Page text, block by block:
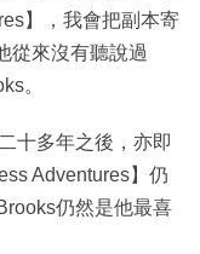
】，我會把副本寄
從來沒有聽說過
。
十多年之後，亦即
Adventures】仍
仍然是他最喜